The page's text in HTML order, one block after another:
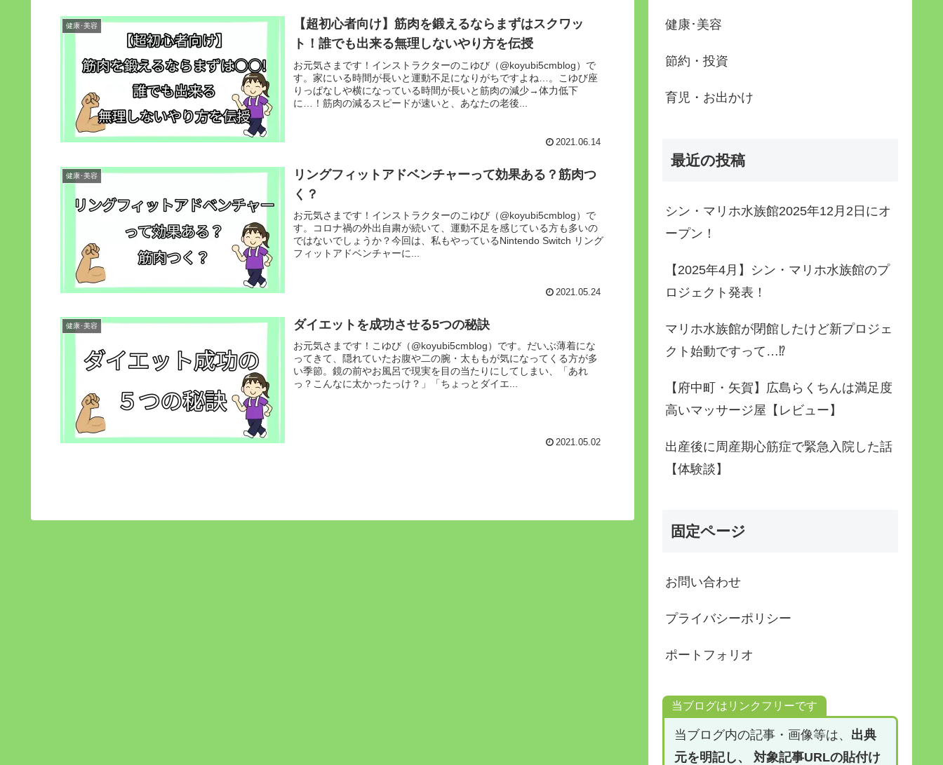
健康･美容
【超初心者向け】筋肉を鍛えるならまずはスクワッ
ト！誰でも出来る無理しないやり方を伝授
お元気さまです！インストラクターのこゆび（@koyubi5cmblog）で
す。家にいる時間が長いと運動不足になりがちですよね…。こゆび座
りっぱなしや横になっている時間が長いと筋肉の減少→体力低下
に…！筋肉の減るスピードが速いと、あなたの老後...
2021.06.14
健康･美容
リングフィットアドベンチャーって効果ある？筋肉つ
く？
お元気さまです！インストラクターのこゆび（@koyubi5cmblog）で
す。コロナ禍の外出自粛が続いて、運動不足を感じている方も多いの
ではないでしょうか？今回は、私もやっているNintendo Switch リング
フィットアドベンチャーに...
2021.05.24
健康･美容 ダイエットを成功させる5つの秘訣
お元気さまです！こゆび（@koyubi5cmblog）です。だいぶ薄着にな
ってきて、隠れていたお腹や二の腕・太ももが気になってくる方が多
い季節。鏡の前やお風呂で現実を目の当たりにしてしまい、「あれ
っ？こんなに太かったっけ？」「ちょっとダイエ...
2021.05.02
健康･美容
節約・投資
育児・お出かけ
最近の投稿
シン・マリホ水族館2025年12月2日にオ
ープン！
【2025年4月】シン・マリホ水族館のプ
ロジェクト発表！
マリホ水族館が閉館したけど新プロジェ
クト始動ですって…⁉
【府中町・矢賀】広島らくちんは満足度
高いマッサージ屋【レビュー】
出産後に周産期心筋症で緊急入院した話
【体験談】
固定ページ
お問い合わせ
プライバシーポリシー
ポートフォリオ
当ブログはリンクフリーです
当ブログ内の記事・画像等は、 出典
元を明記し、 対象記事URLの貼付け